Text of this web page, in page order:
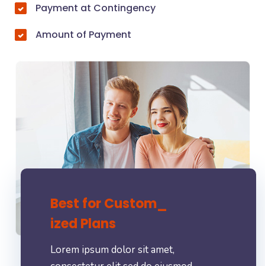
Payment at Contingency
Amount of Payment
Best for Custom_
ized Plans
Lorem ipsum dolor sit amet,